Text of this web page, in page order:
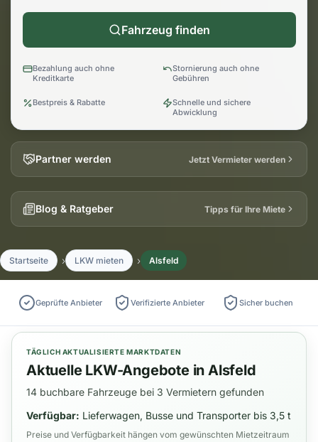
Fahrzeug finden
Bezahlung auch ohne
Kreditkarte
Stornierung auch ohne
Gebühren
Bestpreis & Rabatte
Schnelle und sichere
Abwicklung
Partner werden Jetzt Vermieter werden
Blog & Ratgeber Tipps für Ihre Miete
Startseite LKW mieten Alsfeld
Geprüfte Anbieter Verifizierte Anbieter Sicher buchen
TÄGLICH AKTUALISIERTE MARKTDATEN
Aktuelle LKW-Angebote in Alsfeld
14 buchbare Fahrzeuge bei 3 Vermietern gefunden
Verfügbar: Lieferwagen, Busse und Transporter bis 3,5 t
Preise und Verfügbarkeit hängen vom gewünschten Mietzeitraum